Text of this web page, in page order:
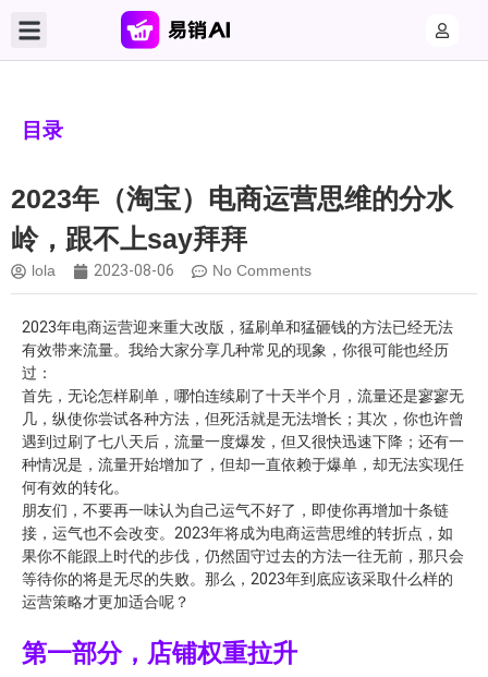
目录
2023年（淘宝）电商运营思维的分水
岭，跟不上say拜拜
lola 2023-08-06 No Comments
2023年电商运营迎来重大改版，猛刷单和猛砸钱的方法已经无法
有效带来流量。我给大家分享几种常见的现象，你很可能也经历
过：
首先，无论怎样刷单，哪怕连续刷了十天半个月，流量还是寥寥无
几，纵使你尝试各种方法，但死活就是无法增长；其次，你也许曾
遇到过刷了七八天后，流量一度爆发，但又很快迅速下降；还有一
种情况是，流量开始增加了，但却一直依赖于爆单，却无法实现任
何有效的转化。
朋友们，不要再一味认为自己运气不好了，即使你再增加十条链
接，运气也不会改变。2023年将成为电商运营思维的转折点，如
果你不能跟上时代的步伐，仍然固守过去的方法一往无前，那只会
等待你的将是无尽的失败。那么，2023年到底应该采取什么样的
运营策略才更加适合呢？
第一部分，店铺权重拉升